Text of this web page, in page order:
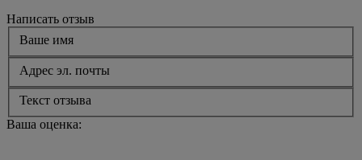
Написать отзыв
Ваше имя
Адрес эл. почты
Текст отзыва
Ваша оценка: